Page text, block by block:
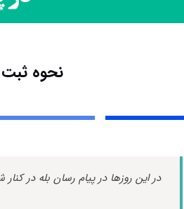
نحوه ثبت
در این روزها در پیام رسان بله در کنار